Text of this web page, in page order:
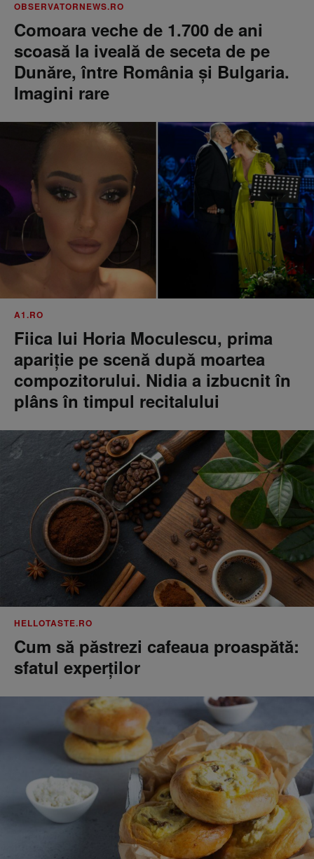
OBSERVATORNEWS.RO
Comoara veche de 1.700 de ani
scoasă la iveală de seceta de pe
Dunăre, între România şi Bulgaria.
Imagini rare
A1.RO
Fiica lui Horia Moculescu, prima
apariție pe scenă după moartea
compozitorului. Nidia a izbucnit în
plâns în timpul recitalului
HELLOTASTE.RO
Cum să păstrezi cafeaua proaspătă:
sfatul experților